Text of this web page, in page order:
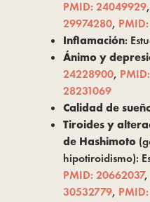
PMID: 24049929,
29974280,
Inflamación:
Ánimo y
24228900,
28231069
Calidad de
Tiroides y
de Hashimoto
hipotiroidismo):
PMID: 20662037,
30532779,